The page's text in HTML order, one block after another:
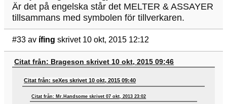
Är det på engelska står det MELTER & ASSAYER
tillsammans med symbolen för tillverkaren.
#33 av ífing skrivet 10 okt, 2015 12:12
Citat från: Brageson skrivet 10 okt, 2015 09:46
Citat från: seXes skrivet 10 okt, 2015 09:40
Citat från: Mr.Handsome skrivet 07 okt, 2013 23:02